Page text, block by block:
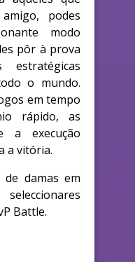
podes
modo
pôr à prova
estratégicas
o mundo.
em tempo
rápido, as
a execução
a vitória.
damas em
Battle.